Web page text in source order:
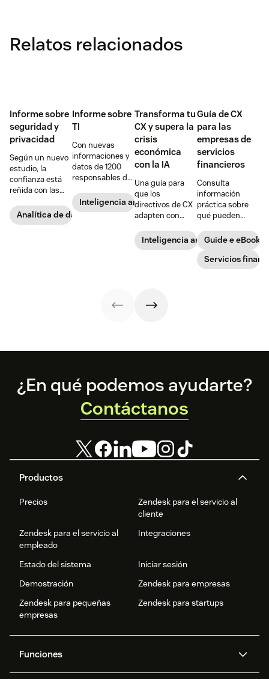
Relatos relacionados
Informe sobre
seguridad y
privacidad
Según un nuevo
estudio, la
confianza está
reñida con las
personalización
de los
Analítica de datos del cliente
Informe sobre
TI
Con nuevas
informaciones y
datos de 1200
responsables de
privacidad de
datos y
Inteligencia artificial
Transforma tu
CX y supera la
crisis
económica
con la IA
Una guía para
que los
directivos de CX
adapten con
atención al
cliente cuando
Inteligencia artificial
Guía de CX
para las
empresas de
servicios
financieros
Consulta
información
práctica sobre
qué pueden
empresas de
servicios
financieros para
transformar la
Guide e eBook
Servicios
Footer
Productos
Precios
Zendesk para el servicio al
cliente
Zendesk para el servicio al
empleado
Integraciones
Estado del sistema
Iniciar sesión
Demostración
Zendesk para empresas
Zendesk para pequeñas
empresas
Zendesk para startups
Funciones
¿En qué podemos ayudarte?
Contáctanos